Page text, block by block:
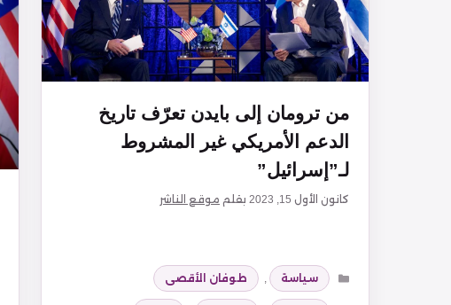
من ترومان إلى بايدن تعرّف تاريخ
الدعم الأمريكي غير المشروط
لـ”إسرائيل”
كانون الأول 15, 2023 بقلم موقع الناشر
التصنيفات
سياسة ,
طوفان الأقصى